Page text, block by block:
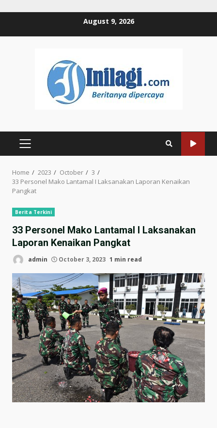
August 9, 2026
PRIMARY
Home 2023 October
3
33 Personel Mako Lantamal I Laksanakan Laporan Kenaikan
Pangkat
Berita Terkini
33 Personel Mako Lantamal I Laksanakan
Laporan Kenaikan Pangkat
admin October 3, 2023 1 min read